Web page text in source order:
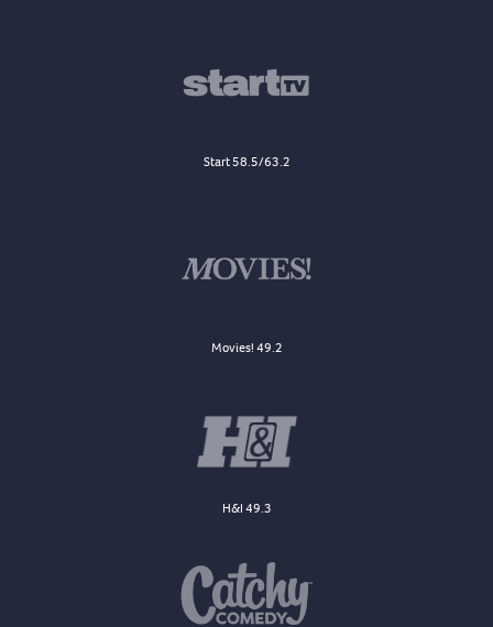
Start 58.5/63.2
Movies! 49.2
H&I 49.3